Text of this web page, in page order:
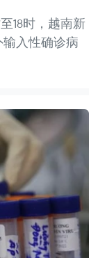
18时，越南新
入性确诊病